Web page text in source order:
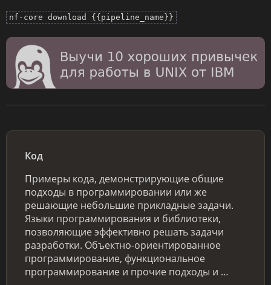
nf-core download {{pipeline_name}}
Код
Примеры кода, демонстрирующие общие
подходы в программировании или же
решающие небольшие прикладные задачи.
Языки программирования и библиотеки,
позволяющие эффективно решать задачи
разработки. Объектно-ориентированное
программирование, функциональное
программирование и прочие подходы и …